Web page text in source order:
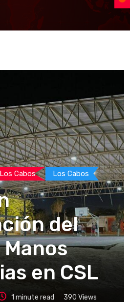
Cabos Los Cabos
del
en CSL
1 minute read 390 Views